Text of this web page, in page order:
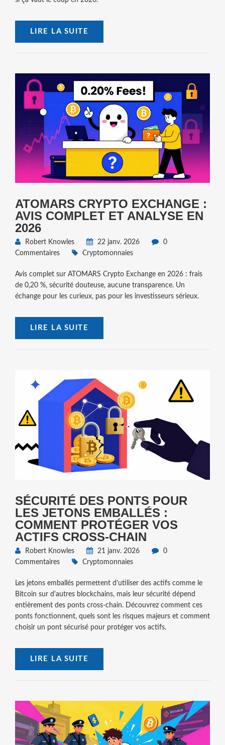
LIRE LA SUITE
ATOMARS CRYPTO EXCHANGE :
AVIS COMPLET ET ANALYSE EN
2026
Robert Knowles 22 janv. 2026
0
Commentaires
Cryptomonnaies
Avis complet sur ATOMARS Crypto Exchange en 2026 : frais
de 0,20 %, sécurité douteuse, aucune transparence. Un
échange pour les curieux, pas pour les investisseurs sérieux.
LIRE LA SUITE
SÉCURITÉ DES PONTS POUR
LES JETONS EMBALLÉS :
COMMENT PROTÉGER VOS
ACTIFS CROSS-CHAIN
Robert Knowles 21 janv. 2026
0
Commentaires
Cryptomonnaies
Les jetons emballés permettent d'utiliser des actifs comme le
Bitcoin sur d'autres blockchains, mais leur sécurité dépend
entièrement des ponts cross-chain. Découvrez comment ces
ponts fonctionnent, quels sont les risques majeurs et comment
choisir un pont sécurisé pour protéger vos actifs.
LIRE LA SUITE